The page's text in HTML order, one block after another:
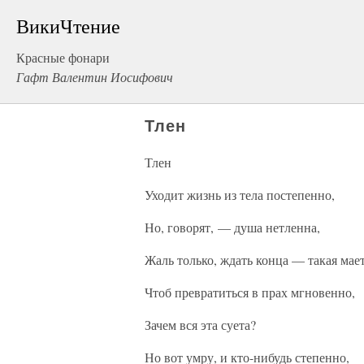
ВикиЧтение
Красные фонари
Гафт Валентин Иосифович
Тлен
Тлен
Уходит жизнь из тела постепенно,
Но, говорят, — душа нетленна,
Жаль только, ждать конца — такая
Чтоб превратиться в прах мгновенно,
Зачем вся эта суета?
Но вот умру, и кто-нибудь степенно,